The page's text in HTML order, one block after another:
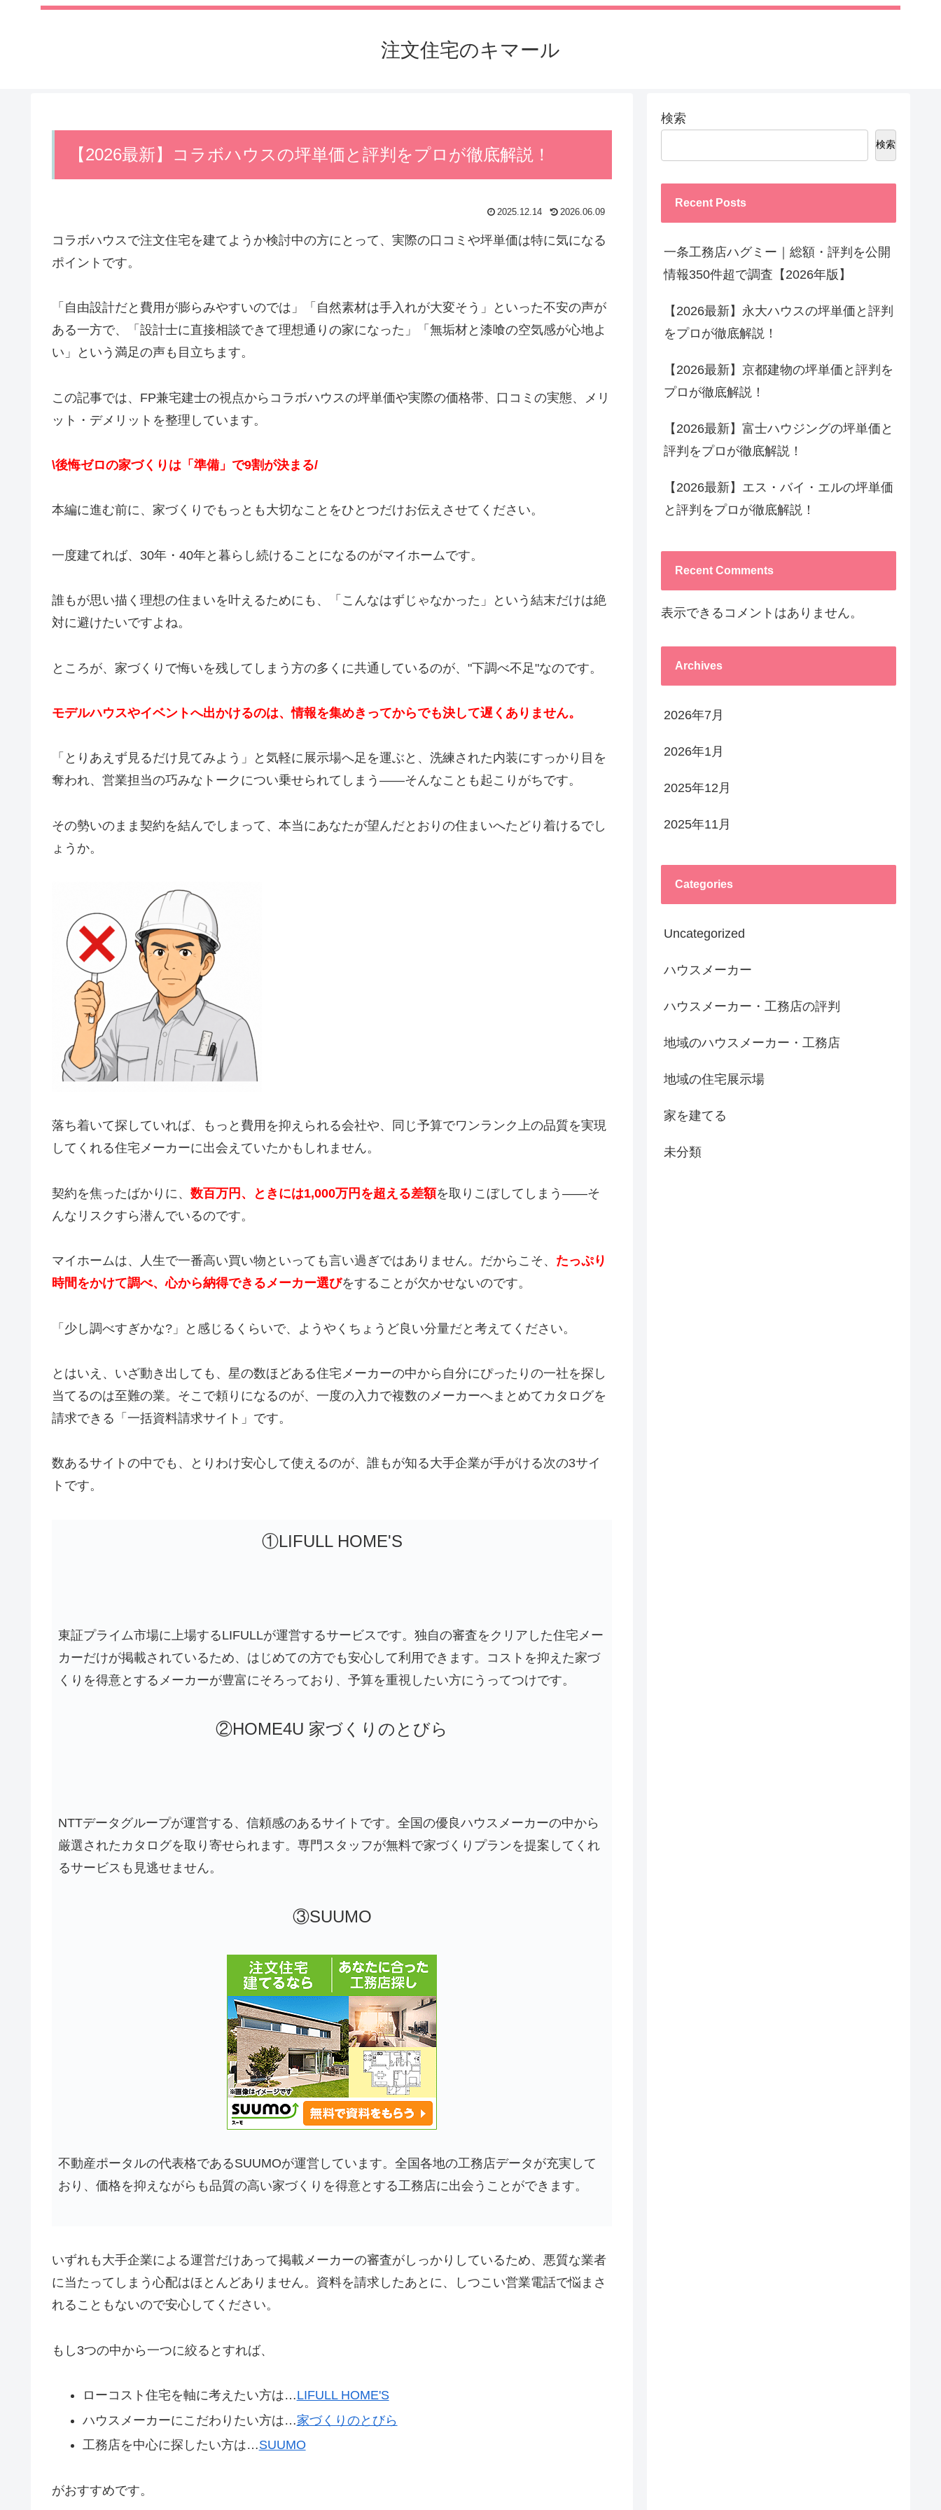
注文住宅のキマール
【2026最新】コラボハウスの坪単価と評判をプロが徹底解説！
2025.12.14 2026.06.09
コラボハウスで注文住宅を建てようか検討中の方にとって、実際の口コミや坪単価は特に気になる
ポイントです。
「自由設計だと費用が膨らみやすいのでは」「自然素材は手入れが大変そう」といった不安の声が
ある一方で、「設計士に直接相談できて理想通りの家になった」「無垢材と漆喰の空気感が心地よ
い」という満足の声も目立ちます。
この記事では、FP兼宅建士の視点からコラボハウスの坪単価や実際の価格帯、口コミの実態、メリ
ット・デメリットを整理しています。
\後悔ゼロの家づくりは「準備」で9割が決まる/
本編に進む前に、家づくりでもっとも大切なことをひとつだけお伝えさせてください。
一度建てれば、30年・40年と暮らし続けることになるのがマイホームです。
誰もが思い描く理想の住まいを叶えるためにも、「こんなはずじゃなかった」という結末だけは絶
対に避けたいですよね。
ところが、家づくりで悔いを残してしまう方の多くに共通しているのが、"下調べ不足"なのです。
モデルハウスやイベントへ出かけるのは、情報を集めきってからでも決して遅くありません。
「とりあえず見るだけ見てみよう」と気軽に展示場へ足を運ぶと、洗練された内装にすっかり目を
奪われ、営業担当の巧みなトークについ乗せられてしまう——そんなことも起こりがちです。
その勢いのまま契約を結んでしまって、本当にあなたが望んだとおりの住まいへたどり着けるでし
ょうか。
落ち着いて探していれば、もっと費用を抑えられる会社や、同じ予算でワンランク上の品質を実現
してくれる住宅メーカーに出会えていたかもしれません。
契約を焦ったばかりに、 数百万円、ときには1,000万円を超える差額を取りこぼしてしまう——そ
んなリスクすら潜んでいるのです。
マイホームは、人生で一番高い買い物といっても言い過ぎではありません。だからこそ、 たっぷり
時間をかけて調べ、心から納得できるメーカー選びをすることが欠かせないのです。
「少し調べすぎかな?」と感じるくらいで、ようやくちょうど良い分量だと考えてください。
とはいえ、いざ動き出しても、星の数ほどある住宅メーカーの中から自分にぴったりの一社を探し
当てるのは至難の業。そこで頼りになるのが、一度の入力で複数のメーカーへまとめてカタログを
請求できる「一括資料請求サイト」です。
数あるサイトの中でも、とりわけ安心して使えるのが、誰もが知る大手企業が手がける次の3サイ
トです。
①LIFULL HOME'S
東証プライム市場に上場するLIFULLが運営するサービスです。独自の審査をクリアした住宅メー
カーだけが掲載されているため、はじめての方でも安心して利用できます。コストを抑えた家づ
くりを得意とするメーカーが豊富にそろっており、予算を重視したい方にうってつけです。
②HOME4U 家づくりのとびら
NTTデータグループが運営する、信頼感のあるサイトです。全国の優良ハウスメーカーの中から
厳選されたカタログを取り寄せられます。専門スタッフが無料で家づくりプランを提案してくれ
るサービスも見逃せません。
③SUUMO
不動産ポータルの代表格であるSUUMOが運営しています。全国各地の工務店データが充実して
おり、価格を抑えながらも品質の高い家づくりを得意とする工務店に出会うことができます。
いずれも大手企業による運営だけあって掲載メーカーの審査がしっかりしているため、悪質な業者
に当たってしまう心配はほとんどありません。資料を請求したあとに、しつこい営業電話で悩まさ
れることもないので安心してください。
もし3つの中から一つに絞るとすれば、
ローコスト住宅を軸に考えたい方は…LIFULL HOME'S
ハウスメーカーにこだわりたい方は…家づくりのとびら
工務店を中心に探したい方は…SUUMO
がおすすめです。
検索
検索
Recent Posts
一条工務店ハグミー｜総額・評判を公開
情報350件超で調査【2026年版】
【2026最新】永大ハウスの坪単価と評判
をプロが徹底解説！
【2026最新】京都建物の坪単価と評判を
プロが徹底解説！
【2026最新】富士ハウジングの坪単価と
評判をプロが徹底解説！
【2026最新】エス・バイ・エルの坪単価
と評判をプロが徹底解説！
Recent Comments
表示できるコメントはありません。
Archives
2026年7月
2026年1月
2025年12月
2025年11月
Categories
Uncategorized
ハウスメーカー
ハウスメーカー・工務店の評判
地域のハウスメーカー・工務店
地域の住宅展示場
家を建てる
未分類